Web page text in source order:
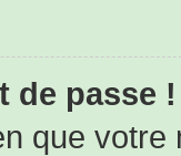
de passe !
que